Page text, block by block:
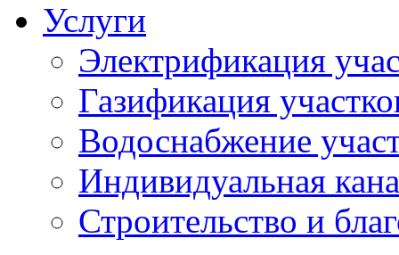
Услуги
Электрификация
Газификация
Водоснабжение
Индивидуальная
Строительство и